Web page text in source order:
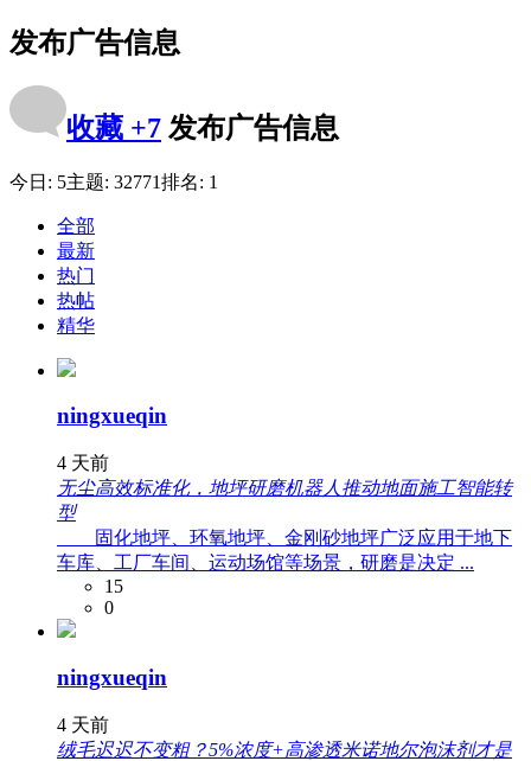
发布广告信息
收藏 +7 发布广告信息
今日: 5主题: 32771排名: 1
全部
最新
热门
热帖
精华
ningxueqin
4 天前
无尘高效标准化，地坪研磨机器人推动地面施工智能转
型
固化地坪、环氧地坪、金刚砂地坪广泛应用于地下
车库、工厂车间、运动场馆等场景，研磨是决定 ...
15
0
ningxueqin
4 天前
绒毛迟迟不变粗？5%浓度+高渗透米诺地尔泡沫剂才是